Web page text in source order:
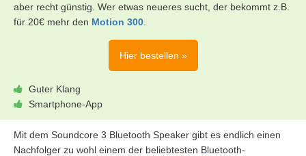
aber recht günstig. Wer etwas neueres sucht, der bekommt z.B.
für 20€ mehr den Motion 300
Hier bestellen »
Guter Klang
Smartphone-App
Mit dem Soundcore 3 Bluetooth Speaker gibt es endlich einen
Nachfolger zu wohl einem der beliebtesten Bluetooth-